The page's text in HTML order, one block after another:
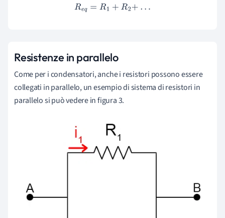
Re q=R 1+R2+...
Resistenze in parallelo
Come per i condensatori, anche i resistori possono essere
collegati in parallelo, un esempio di sistema di resistori in
parallelo si può vedere in figura 3.